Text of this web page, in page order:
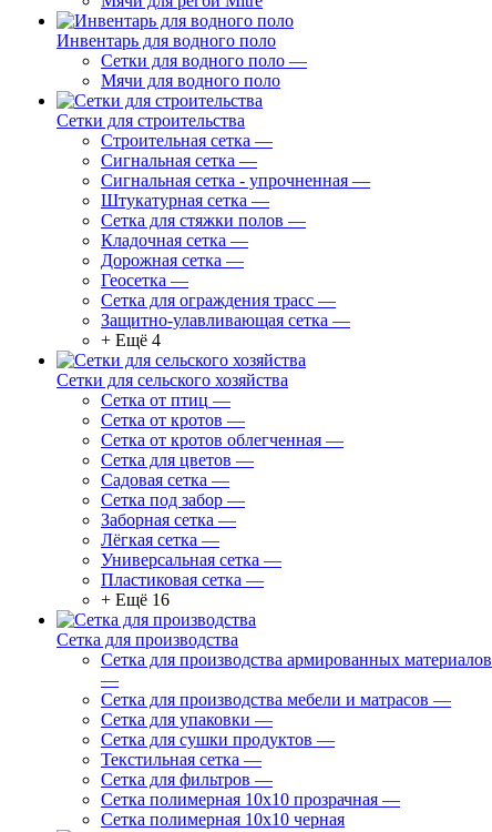
Инвентарь для водного поло
Сетки для водного поло —
Мячи для водного поло
Сетки для строительства
Строительная сетка —
Сигнальная сетка —
Сигнальная сетка - упрочненная —
Штукатурная сетка —
Сетка для стяжки полов —
Кладочная сетка —
Дорожная сетка —
Геосетка —
Сетка для ограждения трасс —
Защитно-улавливающая сетка —
+ Ещё 4
Сетки для сельского хозяйства
Сетка от птиц —
Сетка от кротов —
Сетка от кротов облегченная —
Сетка для цветов —
Садовая сетка —
Сетка под забор —
Заборная сетка —
Лёгкая сетка —
Универсальная сетка —
Пластиковая сетка —
+ Ещё 16
Сетка для производства
Сетка для производства армированных материалов
—
Сетка для производства мебели и матрасов —
Сетка для упаковки —
Сетка для сушки продуктов —
Текстильная сетка —
Сетка для фильтров —
Сетка полимерная 10х10 прозрачная —
Сетка полимерная 10х10 черная